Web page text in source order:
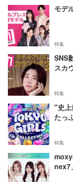
モデ
特集
SNS
スカ
特集
"史上
たっ
特集
nex7